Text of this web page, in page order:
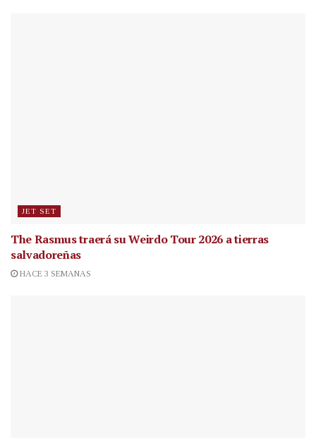
JET SET
The Rasmus traerá su Weirdo Tour 2026 a tierras
salvadoreñas
HACE 3 SEMANAS